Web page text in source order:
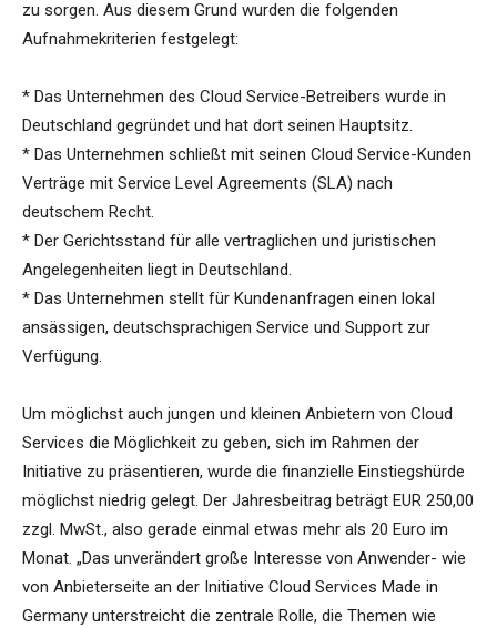
zu sorgen. Aus diesem Grund wurden die folgenden
Aufnahmekriterien festgelegt:
* Das Unternehmen des Cloud Service-Betreibers wurde in
Deutschland gegründet und hat dort seinen Hauptsitz.
* Das Unternehmen schließt mit seinen Cloud Service-Kunden
Verträge mit Service Level Agreements (SLA) nach
deutschem Recht.
* Der Gerichtsstand für alle vertraglichen und juristischen
Angelegenheiten liegt in Deutschland.
* Das Unternehmen stellt für Kundenanfragen einen lokal
ansässigen, deutschsprachigen Service und Support zur
Verfügung.
Um möglichst auch jungen und kleinen Anbietern von Cloud
Services die Möglichkeit zu geben, sich im Rahmen der
Initiative zu präsentieren, wurde die finanzielle Einstiegshürde
möglichst niedrig gelegt. Der Jahresbeitrag beträgt EUR 250,00
zzgl. MwSt., also gerade einmal etwas mehr als 20 Euro im
Monat. „Das unverändert große Interesse von Anwender- wie
von Anbieterseite an der Initiative Cloud Services Made in
Germany unterstreicht die zentrale Rolle, die Themen wie